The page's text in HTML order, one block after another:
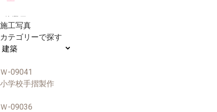
施工写真
カテゴリーで探す
Ｗ-09041
小学校手摺製作
Ｗ-09036